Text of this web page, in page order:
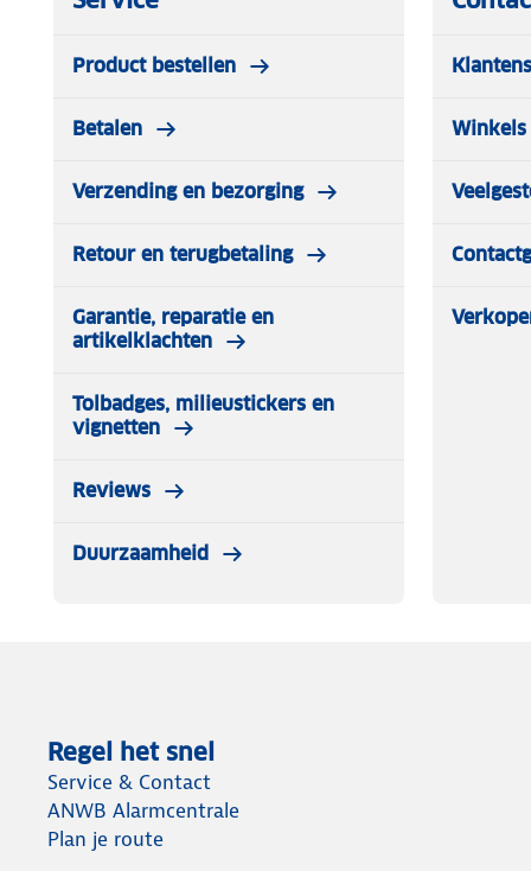
Product bestellen
Betalen
Verzending en bezorging
Retour en terugbetaling
Garantie, reparatie en
artikelklachten
Tolbadges, milieustickers en
vignetten
Reviews
Duurzaamheid
Regel het snel
Service & Contact
ANWB Alarmcentrale
Plan je route